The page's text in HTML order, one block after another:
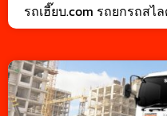
รถเฮี๊ยบ.com รถยกรถสไ